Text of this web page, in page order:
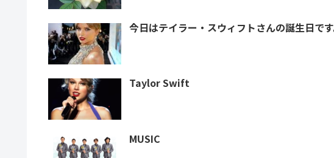
今日はテイラー・スウィフトさんの誕生日です
Taylor Swift
MUSIC